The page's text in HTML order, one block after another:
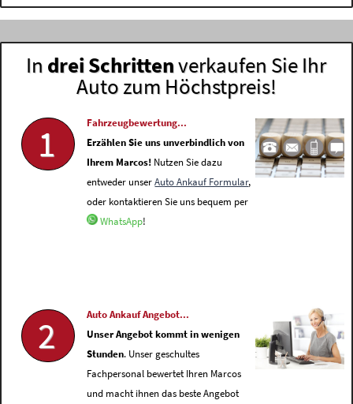
In drei Schrittenverkaufen Sie Ihr
Auto zum Höchstpreis!
1
Fahrzeugbewertung...
Erzählen Sie uns unverbindlich von
Ihrem Marcos! Nutzen Sie dazu
entweder unserAuto Ankauf Formular,
oder kontaktieren Sie uns bequem per
WhatsApp!
2
Auto Ankauf Angebot...
Unser Angebot kommt in wenigen
Stunden. Unser geschultes
Fachpersonal bewertet Ihren Marcos
und macht ihnen das beste Angebot